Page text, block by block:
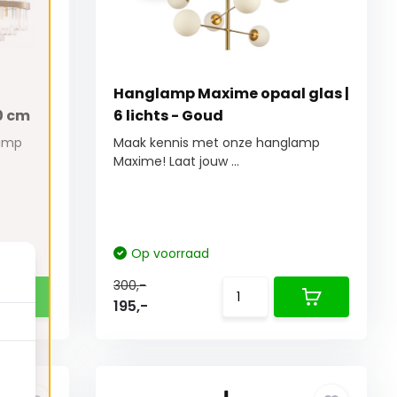
cm
Hanglamp Maxime opaal glas |
6 lichts - Goud
Maak kennis met onze hanglamp
Maxime! Laat jouw ...
Op voorraad
300,-
195,-